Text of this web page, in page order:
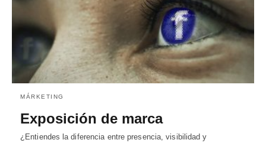
MÁRKETING
Exposición de marca
¿Entiendes la diferencia entre presencia, visibilidad y